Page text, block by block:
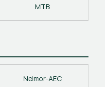
MTB
Nelmor-AEC